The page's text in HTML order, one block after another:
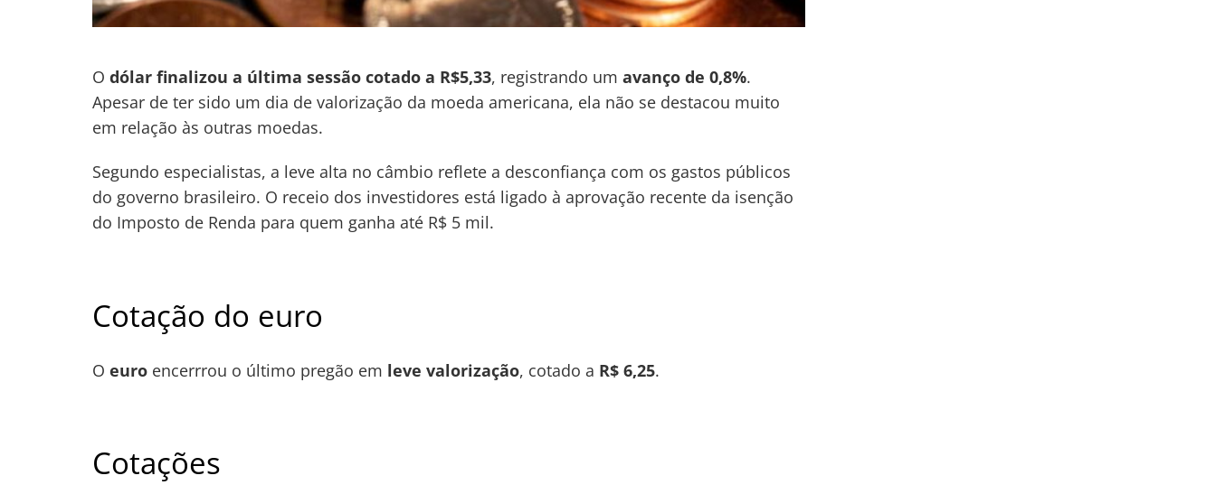
O dólar finalizou a última sessão cotado a R$5,33, registrando um avanço de 0,8%.
Apesar de ter sido um dia de valorização da moeda americana, ela não se destacou muito
em relação às outras moedas.
Segundo especialistas, a leve alta no câmbio reflete a desconfiança com os gastos públicos
do governo brasileiro. O receio dos investidores está ligado à aprovação recente da isenção
do Imposto de Renda para quem ganha até R$ 5 mil.
Cotação do euro
O euro encerrrou o último pregão em leve valorização, cotado a R$ 6,25.
Cotações
Navegação